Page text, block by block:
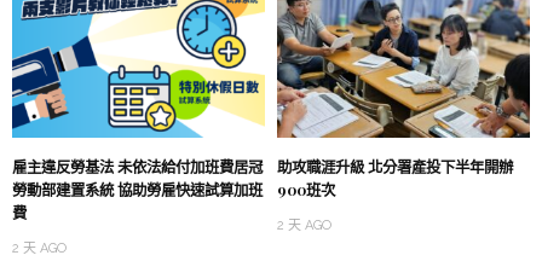
雇主違反勞基法 未依法給付加班費居冠
勞動部建置系統 協助勞雇快速試算加班
費
2 天 AGO
助攻職涯升級 北分署產投下半年開辦
900班次
2 天 AGO